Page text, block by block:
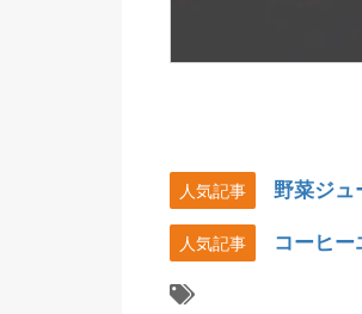
人気記事 野菜ジュ
人気記事 コーヒー